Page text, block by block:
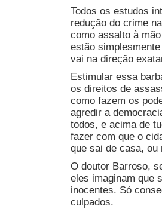
Todos os estudos
redução do crime
como assalto à
estão
vai na direção
Estimular essa
os direitos de
como fazem os
agredir a
todos, e acima de
fazer com que o
que sai de casa, ou
O doutor Barroso,
eles imaginam que
inocentes. Só
culpados.